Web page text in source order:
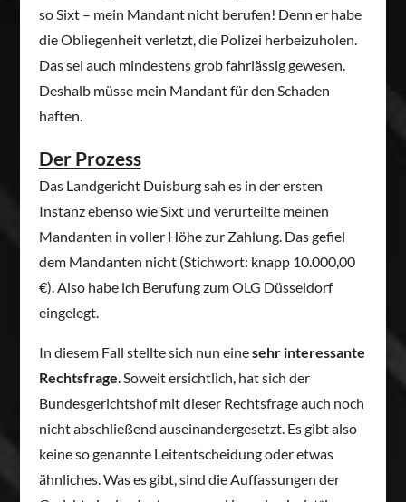
so Sixt – mein Mandant nicht berufen! Denn er habe
die Obliegenheit verletzt, die Polizei herbeizuholen.
Das sei auch mindestens grob fahrlässig gewesen.
Deshalb müsse mein Mandant für den Schaden
haften.
Der Prozess
Das Landgericht Duisburg sah es in der ersten
Instanz ebenso wie Sixt und verurteilte meinen
Mandanten in voller Höhe zur Zahlung. Das gefiel
dem Mandanten nicht (Stichwort: knapp 10.000,00
€). Also habe ich Berufung zum OLG Düsseldorf
eingelegt.
In diesem Fall stellte sich nun einesehr interessante
Rechtsfrage. Soweit ersichtlich, hat sich der
Bundesgerichtshof mit dieser Rechtsfrage auch noch
nicht abschließend auseinandergesetzt. Es gibt also
keine so genannte Leitentscheidung oder etwas
ähnliches. Was es gibt, sind die Auffassungen der